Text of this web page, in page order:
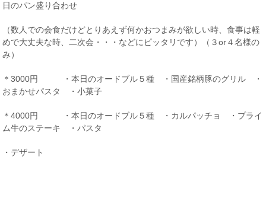
日のパン盛り合わせ
（数人での会食だけどとりあえず何かおつまみが欲しい時、食事は軽
めで大丈夫な時、二次会・・・などにピッタリです）（３or４名様の
み）
＊3000円 ・本日のオードブル５種 ・国産銘柄豚のグリル ・
おまかせパスタ ・小菓子
＊4000円 ・本日のオードブル５種 ・カルパッチョ ・プライ
ム牛のステーキ ・パスタ
・デザート